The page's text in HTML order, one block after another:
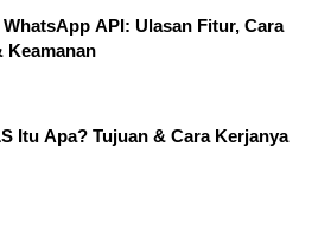
API: Ulasan Fitur, Cara
Keamanan
Itu Apa? Tujuan & Cara Kerjanya